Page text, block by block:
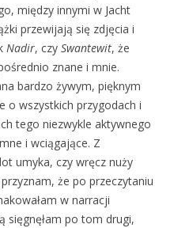
między innymi w Jacht
przewijają się zdjęcia i
Nadir, czy Swantewit, że
znane i mnie.
bardzo żywym, pięknym
o wszystkich przygodach i
tego niezwykle aktywnego
i wciągające. Z
umyka, czy wręcz nuży
że po przeczytaniu
w narracji
sięgnęłam po tom drugi,